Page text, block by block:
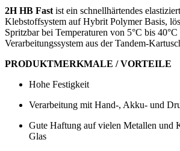
2H HB Fast ist ein schnellhärtendes
Klebstoffsystem auf Hybrit Polymer Basis,
Spritzbar bei Temperaturen von 5°C bis
Verarbeitungssystem aus der Tandem-
PRODUKTMERKMALE / VORTEILE
Hohe Festigkeit
Verarbeitung mit Hand-, Akku- und
Gute Haftung auf vielen Metallen und
Glas